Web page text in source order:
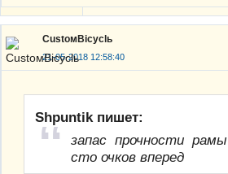
CustoмBicyclь
21-05-2018 12:58:40
Shpuntik пишет:
запас прочности
сто очков вперед